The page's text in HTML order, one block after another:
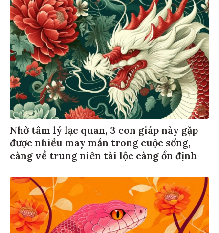
Nhờ tâm lý lạc quan, 3 con giáp này gặp
được nhiều may mắn trong cuộc sống,
càng về trung niên tài lộc càng ổn định